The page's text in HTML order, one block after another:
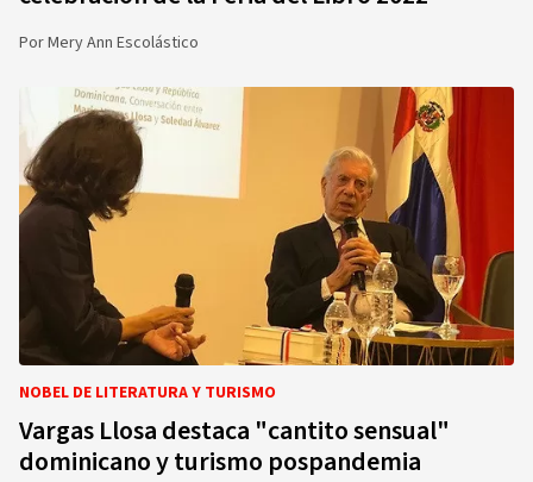
PorMery Ann Escolástico
NOBEL DE LITERATURA Y TURISMO
Vargas Llosa destaca "cantito sensual"
dominicano y turismo pospandemia